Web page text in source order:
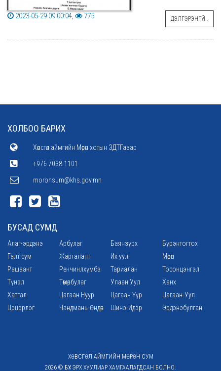
2023-05-29 09:00:04, 775 ДЭЛГЭРЭНГҮЙ..
ХОЛБОО БАРИХ
Хөвсгөл аймгийн Мөрөн хотын ЗДТГазар
+976 7038-1101
moronsum@khs.gov.mn
БУСАД СУМД
Алаг-эрдэнэ Арбулаг Баянзүрх
Бүрэнтогтох
Галт сум
Жаргалант Их уул
Мөрөн
Рашаант
Ренчинлхүмбэ Тариалан
Тосонцэнгэл
Түнэл
Төмөрбулаг Улаан Уул
Ханх
Хатгал
Цагаан Нуур Цагаан Үүр
Цагаан-Уул
Цэцэрлэг
Чандмань-Өндөр Шинэ-Идэр Эрдэнэбулган
ХӨВСГӨЛ АЙМГИЙН МӨРӨН СУМ
2026 © БҮХ ЭРХ ХУУЛИАР ХАМГААЛАГДСАН БОЛНО.